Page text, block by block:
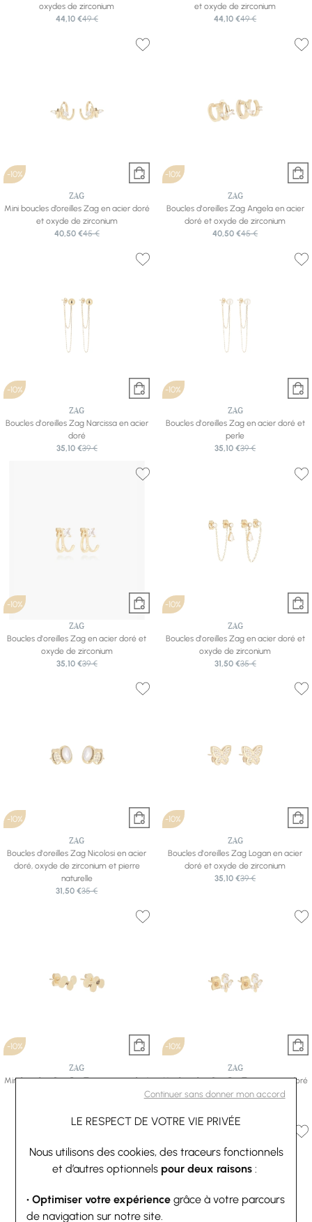
Continuer sans donner mon accord
LE RESPECT DE VOTRE VIE PRIVÉE
Nous utilisons des cookies, des traceurs fonctionnels
et d’autres optionnels pour deux raisons :
• Optimiser votre expérience grâce à votre parcours
de navigation sur notre site.
oxydes de zirconium
44,10 €49 €
et oxyde de zirconium
44,10 €49 €
-10%
ZAG
Mini boucles d’oreilles Zag en acier doré
et oxyde de zirconium
40,50 €45 €
-10%
ZAG
Boucles d'oreilles Zag Angela en acier
doré et oxyde de zirconium
40,50 €45 €
-10%
ZAG
Boucles d'oreilles Zag Narcissa en acier
doré
35,10 €39 €
-10%
ZAG
Boucles d'oreilles Zag en acier doré et
perle
35,10 €39 €
-10%
ZAG
Boucles d'oreilles Zag en acier doré et
oxyde de zirconium
35,10 €39 €
-10%
ZAG
Boucles d'oreilles Zag en acier doré et
oxyde de zirconium
31,50 €35 €
-10%
ZAG
Boucles d'oreilles Zag Nicolosi en acier
doré, oxyde de zirconium et pierre
naturelle
31,50 €35 €
-10%
ZAG
Boucles d'oreilles Zag Logan en acier
doré et oxyde de zirconium
35,10 €39 €
-10%
ZAG
Mini boucles d’oreilles Zag en acier doré
-10%
ZAG
Mini boucles d’oreilles Zag en acier doré
et oxyde de zirconium